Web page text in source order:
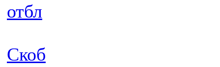
отбл
Скоб